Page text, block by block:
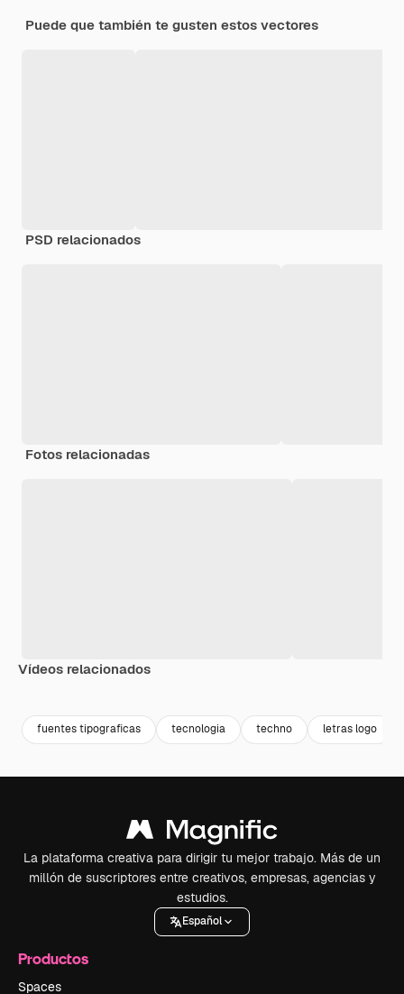
Puede que también te gusten estos vectores
PSD relacionados
Fotos relacionadas
Vídeos relacionados
fuentes tipograficas tecnologia techno letras logo
La plataforma creativa para dirigir tu mejor trabajo. Más de un
millón de suscriptores entre creativos, empresas, agencias y
estudios.
Español
Productos
Spaces